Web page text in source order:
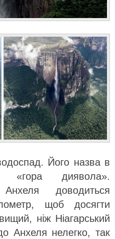
Його назва в
«гора диявола».
доводиться
щоб досягти
ніж Ніагарський
Анхеля нелегко, так